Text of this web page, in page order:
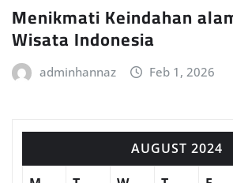
Menikmati Keindahan
Wisata Indonesia
adminhannaz Feb 1, 2026
AUGUST 2024